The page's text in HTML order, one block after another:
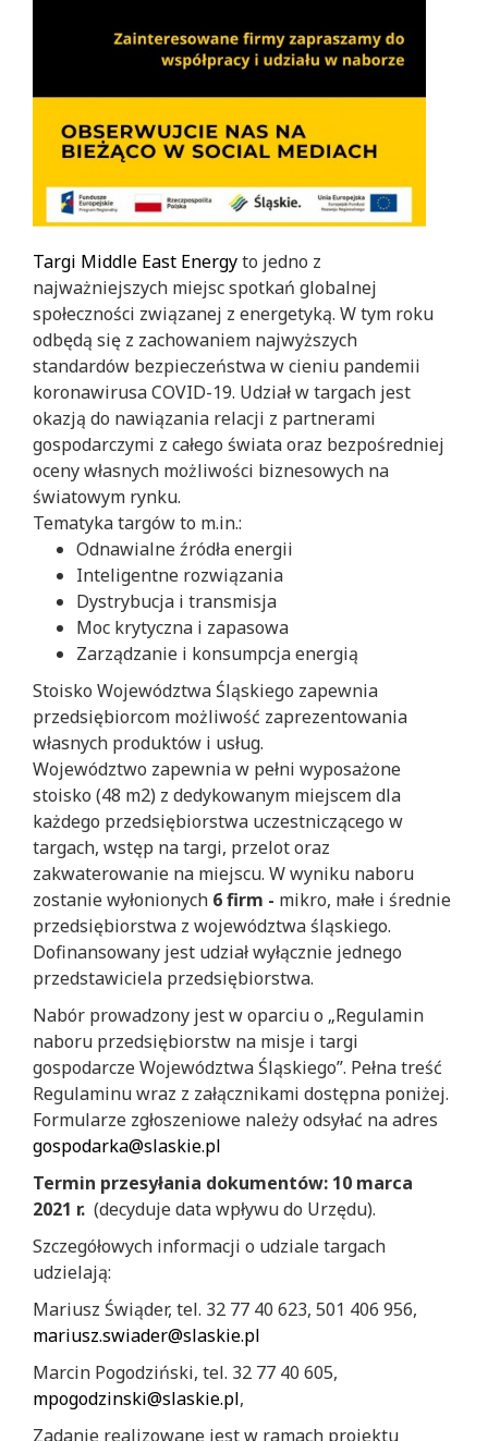
Targi Middle East Energyto jedno z
najważniejszych miejsc spotkań globalnej
społeczności związanej z energetyką. W tym roku
odbędą się z zachowaniem najwyższych
standardów bezpieczeństwa w cieniu pandemii
koronawirusa COVID-19. Udział w targach jest
okazją do nawiązania relacji z partnerami
gospodarczymi z całego świata oraz bezpośredniej
oceny własnych możliwości biznesowych na
światowym rynku.
Tematyka targów to m.in.:
Odnawialne źródła energii
Inteligentne rozwiązania
Dystrybucja i transmisja
Moc krytyczna i zapasowa
Zarządzanie i konsumpcja energią
Stoisko Województwa Śląskiego zapewnia
przedsiębiorcom możliwość zaprezentowania
własnych produktów i usług.
Województwo zapewnia w pełni wyposażone
stoisko (48 m2) z dedykowanym miejscem dla
każdego przedsiębiorstwa uczestniczącego w
targach, wstęp na targi, przelot oraz
zakwaterowanie na miejscu. W wyniku naboru
zostanie wyłonionych 6 firm - mikro, małe i średnie
przedsiębiorstwa z województwa śląskiego.
Dofinansowany jest udział wyłącznie jednego
przedstawiciela przedsiębiorstwa.
Nabór prowadzony jest w oparciu o „Regulamin
naboru przedsiębiorstw na misje i targi
gospodarcze Województwa Śląskiego”. Pełna treść
Regulaminu wraz z załącznikami dostępna poniżej.
Formularze zgłoszeniowe należy odsyłać na adres
gospodarka@slaskie.pl
Termin przesyłania dokumentów: 10 marca
2021 r. (decyduje data wpływu do Urzędu).
Szczegółowych informacji o udziale targach
udzielają:
Mariusz Świąder, tel. 32 77 40 623, 501 406 956,
mariusz.swiader@slaskie.pl
Marcin Pogodziński, tel. 32 77 40 605,
mpogodzinski@slaskie.pl,
Zadanie realizowane jest w ramach projektu